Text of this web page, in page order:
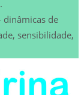
dinâmicas de
sensibilidade,